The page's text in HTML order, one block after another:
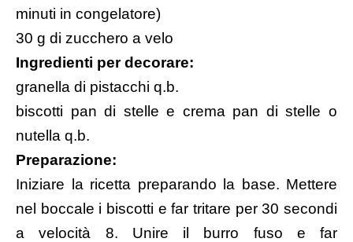
minuti in congelatore)
30 g di zucchero a velo
Ingredienti per decorare:
granella di pistacchi q.b.
biscotti pan di stelle e crema pan di stelle o
nutella q.b.
Preparazione:
Iniziare la ricetta preparando la base. Mettere
nel boccale i biscotti e far tritare per 30 secondi
a velocità 8. Unire il burro fuso e far